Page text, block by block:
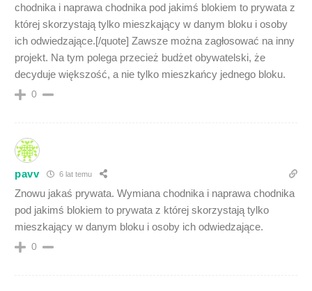
chodnika i naprawa chodnika pod jakimś blokiem to prywata z
której skorzystają tylko mieszkający w danym bloku i osoby
ich odwiedzające.[/quote] Zawsze można zagłosować na inny
projekt. Na tym polega przecież budżet obywatelski, że
decyduje większość, a nie tylko mieszkańcy jednego bloku.
0
pavv 6 lat temu
Znowu jakaś prywata. Wymiana chodnika i naprawa chodnika
pod jakimś blokiem to prywata z której skorzystają tylko
mieszkający w danym bloku i osoby ich odwiedzające.
0